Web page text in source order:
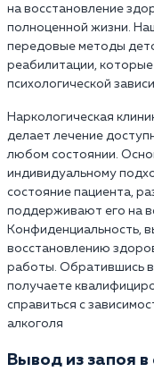
на восстановление
полноценной жизни.
передовые методы
реабилитации,
психологической
Наркологическая
делает лечение
любом состоянии.
индивидуальному
состояние пациента,
поддерживают его на
Конфиденциальность,
восстановлению
работы. Обратившись
получаете
справиться с
алкоголя
Вывод из запоя